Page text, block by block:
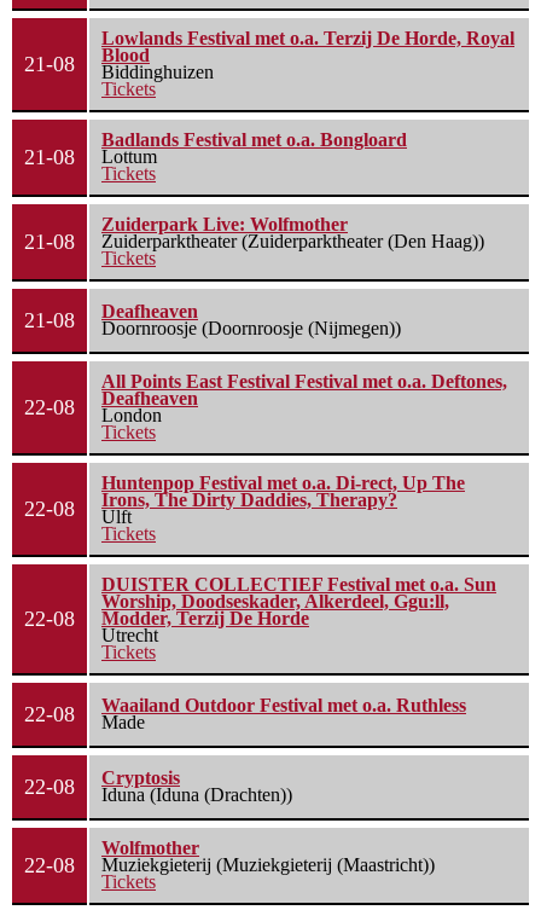
21-08
Lowlands Festival met o.a. Terzij De Horde, Royal
Blood
Biddinghuizen
Tickets
21-08
Badlands Festival met o.a. Bongloard
Lottum
Tickets
21-08
Zuiderpark Live: Wolfmother
Zuiderparktheater (Zuiderparktheater (Den Haag))
Tickets
21-08
Deafheaven
Doornroosje (Doornroosje (Nijmegen))
22-08
All Points East Festival Festival met o.a. Deftones,
Deafheaven
London
Tickets
22-08
Huntenpop Festival met o.a. Di-rect, Up The
Irons, The Dirty Daddies, Therapy?
Ulft
Tickets
22-08
DUISTER COLLECTIEF Festival met o.a. Sun
Worship, Doodseskader, Alkerdeel, Ggu:ll,
Modder, Terzij De Horde
Utrecht
Tickets
22-08
Waailand Outdoor Festival met o.a. Ruthless
Made
22-08
Cryptosis
Iduna (Iduna (Drachten))
22-08
Wolfmother
Muziekgieterij (Muziekgieterij (Maastricht))
Tickets